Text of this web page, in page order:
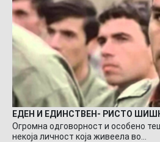
ЕДЕН И ЕДИНСТВЕН- РИСТО
Огромна одговорност и особено
некоја личност која живеела во…